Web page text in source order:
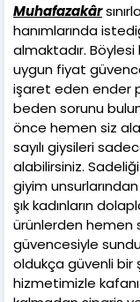
Muhafazakâr
hanımlarında
almaktadır. Böylesi
uygun fiyat
işaret eden ender
beden sorunu
önce hemen siz
sayılı giysileri
alabilirsiniz. Sadeliği
giyim
şık kadınların
ürünlerden hemen
güvencesiyle
oldukça güvenli bir
hizmetimizle